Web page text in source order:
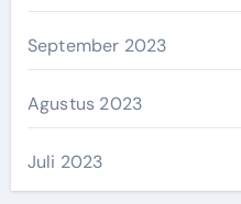
September 2023
Agustus 2023
Juli 2023